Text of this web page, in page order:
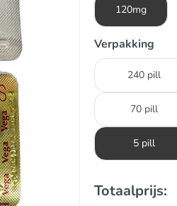
120mg
Verpakking
240 pill
70 pill
5 pill
Totaalprijs: